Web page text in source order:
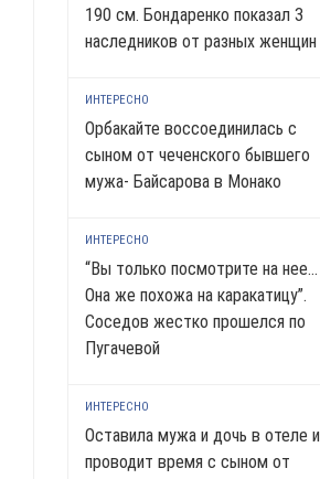
190 см. Бондаренко показал 3
наследников от разных женщин
ИНТЕРЕСНО
Орбакайте воссоединилась с
сыном от чеченского бывшего
мужа- Байсарова в Монако
ИНТЕРЕСНО
“Вы только посмотрите на нее…
Она же похожа на каракатицу”.
Соседов жестко прошелся по
Пугачевой
ИНТЕРЕСНО
Оставила мужа и дочь в отеле и
проводит время с сыном от